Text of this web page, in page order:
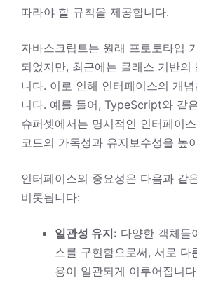
따라야 할 규칙을 제공합니다.
자바스크립트는 원래 프로토타입
되었지만, 최근에는 클래스 기반의
니다. 이로 인해 인터페이스의 개
니다. 예를 들어, TypeScript와 같
슈퍼셋에서는 명시적인 인터페이
코드의 가독성과 유지보수성을 높
인터페이스의 중요성은 다음과 같
비롯됩니다:
일관성 유지: 다양한 객체들
스를 구현함으로써, 서로 다
용이 일관되게 이루어집니